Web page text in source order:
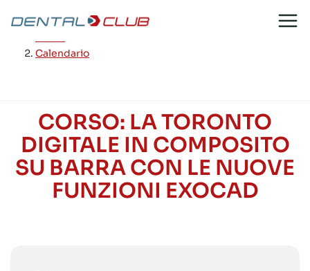
contenuto
Calendario
CORSO: LA TORONTO
DIGITALE IN COMPOSITO
SU BARRA CON LE NUOVE
FUNZIONI EXOCAD